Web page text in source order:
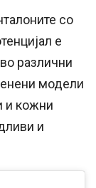
со
е
различни
модели
и кожни
и